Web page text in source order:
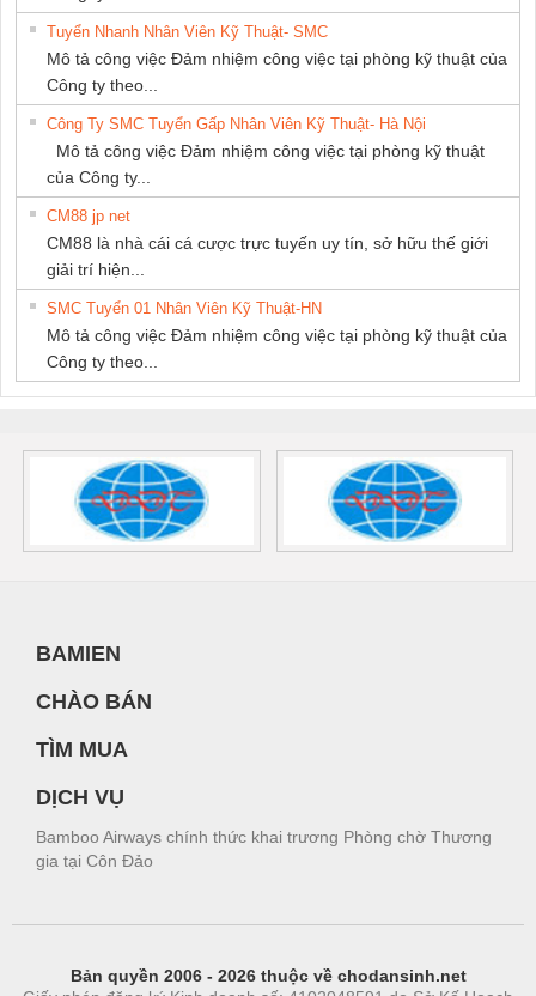
Tuyển Nhanh Nhân Viên Kỹ Thuật- SMC
Mô tả công việc Đảm nhiệm công việc tại phòng kỹ thuật của
Công ty theo...
Công Ty SMC Tuyển Gấp Nhân Viên Kỹ Thuật- Hà Nội
Mô tả công việc Đảm nhiệm công việc tại phòng kỹ thuật
của Công ty...
CM88 jp net
CM88 là nhà cái cá cược trực tuyến uy tín, sở hữu thế giới
giải trí hiện...
SMC Tuyển 01 Nhân Viên Kỹ Thuật-HN
Mô tả công việc Đảm nhiệm công việc tại phòng kỹ thuật của
Công ty theo...
BAMIEN
CHÀO BÁN
TÌM MUA
DỊCH VỤ
Bamboo Airways chính thức khai trương Phòng chờ Thương
gia tại Côn Đảo
Bản quyền 2006 - 2026 thuộc về chodansinh.net